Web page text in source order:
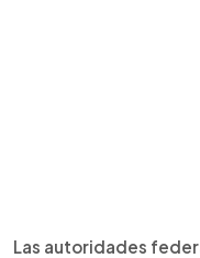
Las autoridades